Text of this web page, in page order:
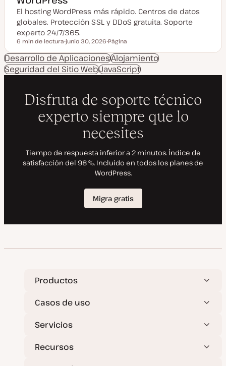
El hosting WordPress más rápido. Centros de datos
globales. Protección SSL y DDoS gratuita. Soporte
experto 24/7/365.
Tiempo de lectura
6 min de lectura
e
c
h
a
u
a
l
i
junio 30, 2026
i
p
o
d
s
t
Página
Desarrollo de AplicacionesAlojamiento
Seguridad del Sitio WebJavaScript
Productos
Casos de uso
Servicios
Recursos